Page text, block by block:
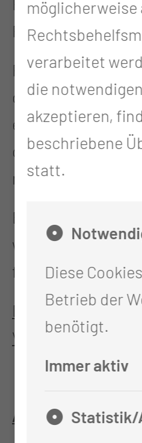
Rückfallrate
Für unser
der Natur sind
erforderlich,
oder Walking-
mitgebracht
Bitte achten Sie auf
festes Schuhwerk!
Die Teilnahme
Verantwortung.
Anmeldungen
möglicherweise
verarbeitet
die
akzeptieren,
beschriebene
statt.
Diese
Betrieb der
benötigt.
Immer aktiv
Statistik/